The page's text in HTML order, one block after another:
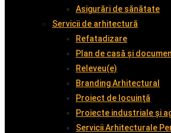
Asigurări de sănătate
Servicii de arhitectură
Refatadizare
Plan de casă și
Releveu(e)
Branding Arhitectural
Proiect de locuință
Proiecte industriale și
Servicii Arhitecturale